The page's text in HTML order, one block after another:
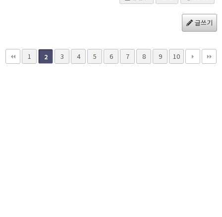
글쓰기
1 2 3 4 5 6 7 8 9 10